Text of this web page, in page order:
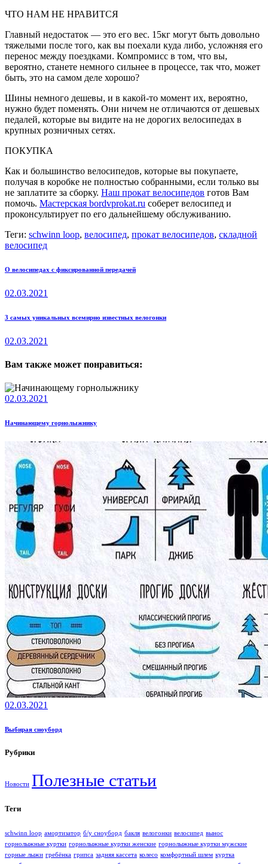
ЧТО НАМ НЕ НРАВИТСЯ
Главный недостаток — это его вес. 15кг могут быть довольно
тяжелыми после того, как вы поехали куда либо, усложняя его
перенос между поездками. Компромисс в том, что вы,
вероятно, станете немного сильнее в процессе, так что, может
быть, это на самом деле хорошо?
Шины немного дешевы, и в какой-то момент их, вероятно,
нужно будет поменять. Они ничем не отличаются от дешевых
педалей, которые вы видите на не дорогих велосипедах в
крупных розничных сетях.
ПОКУПКА
Как и большинство велосипедов, которые вы покупаете,
получая в коробке не полностью собранными, если только вы
не заплатите за сборку. Наш прокат велосипедов готов Вам
помочь. Мастерская bordvprokat.ru соберет велосипед и
проконсультирует по его дальнейшему обслуживанию.
Теги: schwinn loop, велосипед, прокат велосипедов, складной
велосипед
Навигация
по
Предыдущая:
О велосипедах с фиксированной передачей
02.03.2021
Следующая:
3 самых уникальных всемирно известных велогонки
02.03.2021
Вам также может понравиться:
02.03.2021
Начинающему горнолыжнику
02.03.2021
Выбирая сноуборд
Рубрики
Новости Полезные статьи
Теги
schwinn loop амортизатор б/у сноуборд бакля велогонки велосипед вынос
горнолыжные куртки горнолыжные куртки женские горнолыжные куртки мужские
горные лыжи гребёнка грипса задняя кассета колесо комфортный шлем куртка